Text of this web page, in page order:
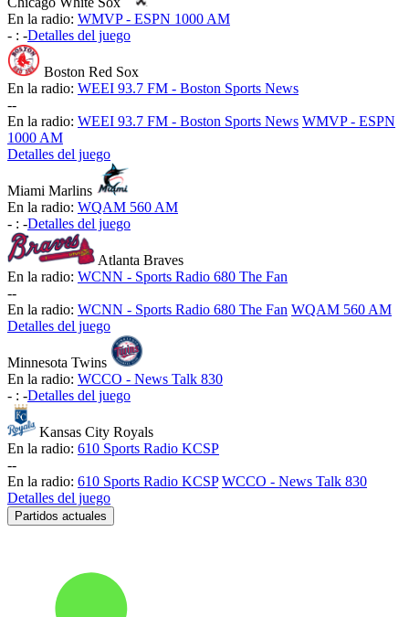
En la radio: WMVP - ESPN 1000 AM
- : -Detalles del juego
Boston Red Sox
En la radio: WEEI 93.7 FM - Boston Sports News
--
En la radio: WEEI 93.7 FM - Boston Sports News WMVP - ESPN
1000 AM
Detalles del juego
Miami Marlins
En la radio: WQAM 560 AM
- : -Detalles del juego
Atlanta Braves
En la radio: WCNN - Sports Radio 680 The Fan
--
En la radio: WCNN - Sports Radio 680 The Fan WQAM 560 AM
Detalles del juego
Minnesota Twins
En la radio: WCCO - News Talk 830
- : -Detalles del juego
Kansas City Royals
En la radio: 610 Sports Radio KCSP
--
En la radio: 610 Sports Radio KCSP WCCO - News Talk 830
Detalles del juego
Partidos actuales